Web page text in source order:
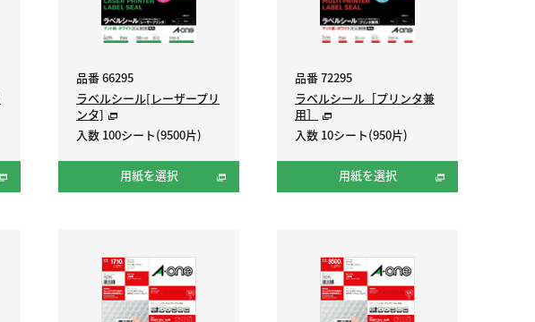
品番 66295
ラベルシール[レーザープリ
ンタ]
入数 100シート(9500片)
用紙を選択
品番 72295
ラベルシール［プリンタ兼
用］
入数 10シート(950片)
用紙を選択